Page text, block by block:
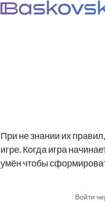
При не знании их
игре. Когда игра
умён чтобы
Войти